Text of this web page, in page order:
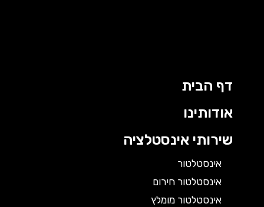
דף הבית
אודותינו
שירותי אינסטלציה
אינסטלטור
אינסטלטור חירום
אינסטלטור מומלץ